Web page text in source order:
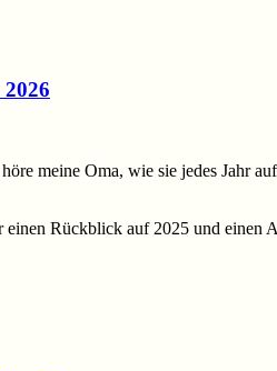
meine Oma, wie sie jedes Jahr
Rückblick auf 2025 und einen